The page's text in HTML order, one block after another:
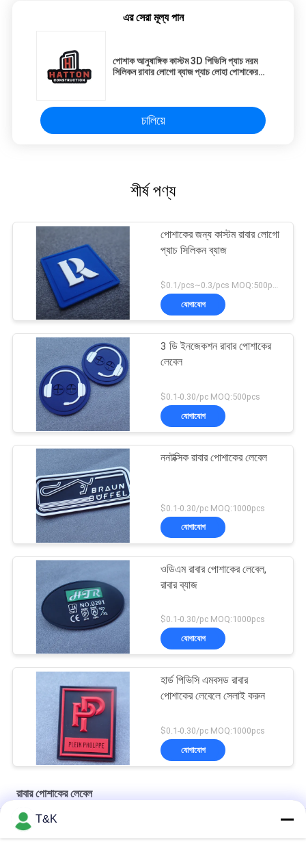
এর সেরা মূল্য পান
পোশাক আনুষাঙ্গিক কাস্টম 3D পিভিসি প্যাচ নরম
সিলিকন রাবার লোগো ব্যাজ প্যাচ লোহা পোশাকের
চালিয়ে
শীর্ষ পণ্য
পোশাকের জন্য কাস্টম রাবার লোগো
প্যাচ সিলিকন ব্যাজ
যোগাযোগ
3 ডি ইনজেকশন রাবার পোশাকের
লেবেল
$0.1-0.30/pc MOQ:500pcs
যোগাযোগ
ননটক্সিক রাবার পোশাকের লেবেল
$0.1-0.30/pc MOQ:1000pcs
যোগাযোগ
ওডিএম রাবার পোশাকের লেবেল,
রাবার ব্যাজ
$0.1-0.30/pc MOQ:1000pcs
যোগাযোগ
হার্ড পিভিসি এমবসড রাবার
পোশাকের লেবেলে সেলাই করুন
$0.1-0.30/pc MOQ:1000pcs
যোগাযোগ
রাবার পোশাকের লেবেল
3D এমবসড লোগো লোগো অন ব্যাজ কাপড় টুপি রাবার সিলিকন তাপ স্থানান্তর
T&K